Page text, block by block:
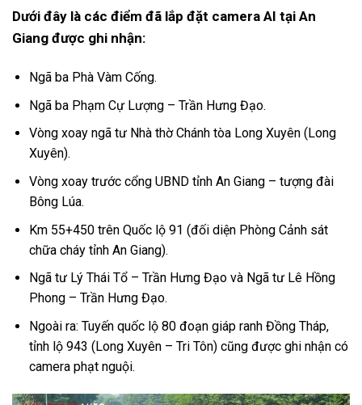
Dưới đây là các điểm đã lắp đặt camera AI tại An
Giang được ghi nhận:
Ngã ba Phà Vàm Cống.
Ngã ba Phạm Cự Lượng – Trần Hưng Đạo.
Vòng xoay ngã tư Nhà thờ Chánh tòa Long Xuyên (Long
Xuyên).
Vòng xoay trước cổng UBND tỉnh An Giang – tượng đài
Bông Lúa.
Km 55+450 trên Quốc lộ 91 (đối diện Phòng Cảnh sát
chữa cháy tỉnh An Giang).
Ngã tư Lý Thái Tổ – Trần Hưng Đạo và Ngã tư Lê Hồng
Phong – Trần Hưng Đạo.
Ngoài ra: Tuyến quốc lộ 80 đoạn giáp ranh Đồng Tháp,
tỉnh lộ 943 (Long Xuyên – Tri Tôn) cũng được ghi nhận có
camera phạt nguội.